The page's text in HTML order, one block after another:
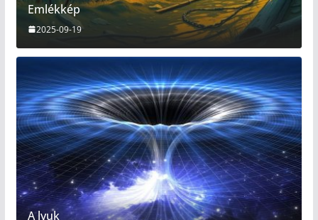
Emlékkép
2025-09-19
A lyuk